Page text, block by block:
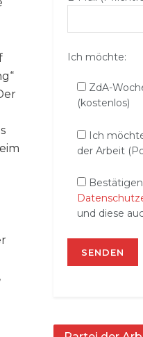
Ich möchte:
ZdA-
(kostenlos)
Ich
der Arbeit
und diese